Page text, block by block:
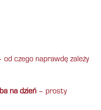
od czego naprawdę zależy
na dzień – prosty